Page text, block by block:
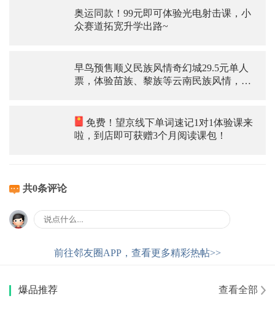
奥运同款！99元即可体验光电射击课，小
众赛道拓宽升学出路~
早鸟预售顺义民族风情奇幻城29.5元单人
票，体验苗族、黎族等云南民族风情，太
免费！望京线下单词速记1对1体验课来
啦，到店即可获赠3个月阅读课包！
共0条评论
前往邻友圈APP，查看更多精彩热帖>>
爆品推荐 查看全部